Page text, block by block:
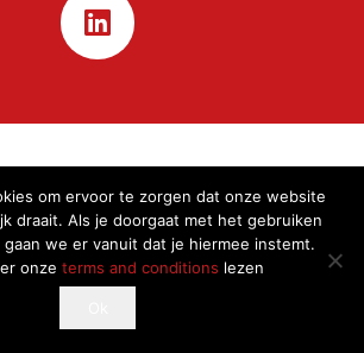
this site, you agree with it.
om ervoor te zorgen dat onze website
draait. Als je doorgaat met het gebruiken
we er vanuit dat je hiermee instemt.
onze terms and conditions lezen